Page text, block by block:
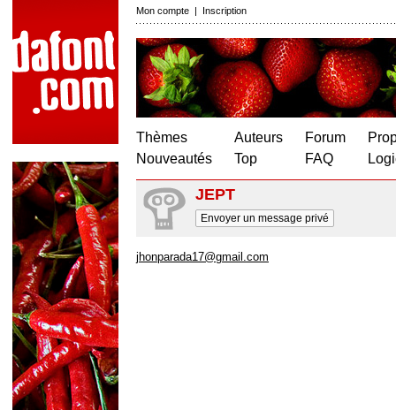
Mon compte | Inscription
Thèmes
Nouveautés
Auteurs
Top
Forum
FAQ
JEPT
Envoyer un message privé
jhonparada17@gmail.com